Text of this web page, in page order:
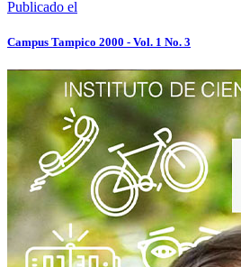
Publicado el
Campus Tampico 2000 - Vol. 1 No. 3